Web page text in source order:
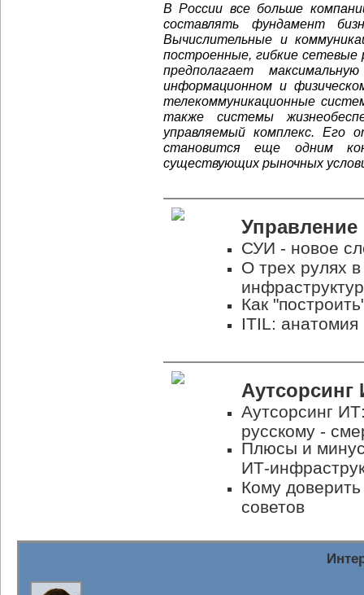
В России все больше
составлять фундамент
Вычислительные и
построенные, гибкие
предполагает
информационном и
телекоммуникационные
также системы
управляемый комплекс. Его
становится еще одним
существующих рыночных
СУИ - новое
О трех рулях
Как
ITIL: анатомия
Аутсорсинг
русскому -
Плюсы и
ИТ-
Кому
советов